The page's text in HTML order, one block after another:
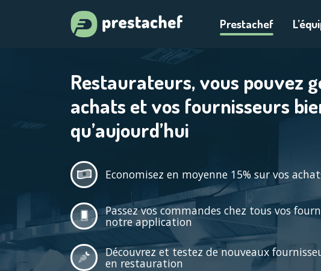
Prestachef
Restaurateurs, vous pouvez
achats et vos fournisseurs
qu’aujourd’hui
Economisez en moyenne 15% sur vos
Passez vos commandes chez tous vos
notre application
Découvrez et testez de nouveaux
en restauration